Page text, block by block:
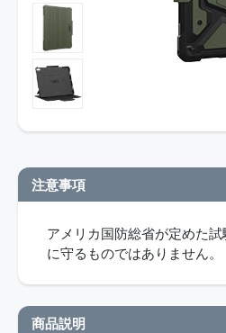
注意事項
アメリカ国防総省が定めた
に守るものではありません。
商品説明